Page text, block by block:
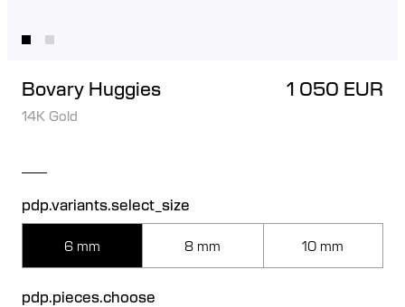
Bovary Huggies 1 050 EUR
14K Gold
pdp.variants.select_size
6 mm 8 mm 10 mm
pdp.pieces.choose